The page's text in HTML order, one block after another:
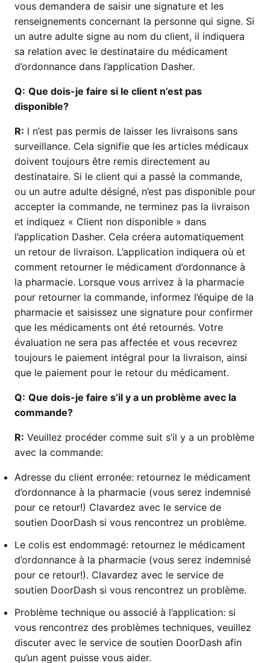
vous demandera de saisir une signature et les
renseignements concernant la personne qui signe. Si
un autre adulte signe au nom du client, il indiquera
sa relation avec le destinataire du médicament
d’ordonnance dans l’application Dasher.
Q: Que dois-je faire si le client n’est pas
disponible?
R: l n’est pas permis de laisser les livraisons sans
surveillance. Cela signifie que les articles médicaux
doivent toujours être remis directement au
destinataire. Si le client qui a passé la commande,
ou un autre adulte désigné, n’est pas disponible pour
accepter la commande, ne terminez pas la livraison
et indiquez « Client non disponible » dans
l’application Dasher. Cela créera automatiquement
un retour de livraison. L’application indiquera où et
comment retourner le médicament d’ordonnance à
la pharmacie. Lorsque vous arrivez à la pharmacie
pour retourner la commande, informez l’équipe de la
pharmacie et saisissez une signature pour confirmer
que les médicaments ont été retournés. Votre
évaluation ne sera pas affectée et vous recevrez
toujours le paiement intégral pour la livraison, ainsi
que le paiement pour le retour du médicament.
Q: Que dois-je faire s’il y a un problème avec la
commande?
R: Veuillez procéder comme suit s’il y a un problème
avec la commande:
Adresse du client erronée: retournez le médicament
d’ordonnance à la pharmacie (vous serez indemnisé
pour ce retour!) Clavardez avec le service de
soutien DoorDash si vous rencontrez un problème.
Le colis est endommagé: retournez le médicament
d’ordonnance à la pharmacie (vous serez indemnisé
pour ce retour!). Clavardez avec le service de
soutien DoorDash si vous rencontrez un problème.
Problème technique ou associé à l’application: si
vous rencontrez des problèmes techniques, veuillez
discuter avec le service de soutien DoorDash afin
qu’un agent puisse vous aider.